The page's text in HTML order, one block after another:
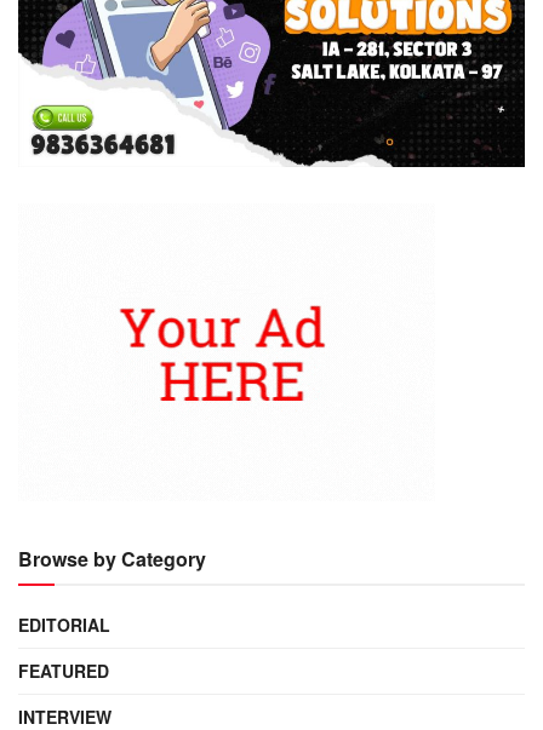
Browse by Category
EDITORIAL
FEATURED
INTERVIEW